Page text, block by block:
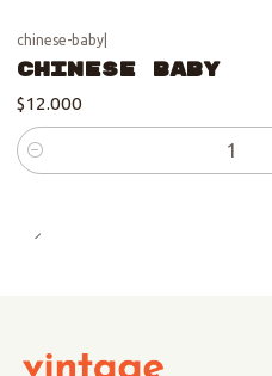
chinese-baby|
Chinese Baby
$12.000
Cantidad